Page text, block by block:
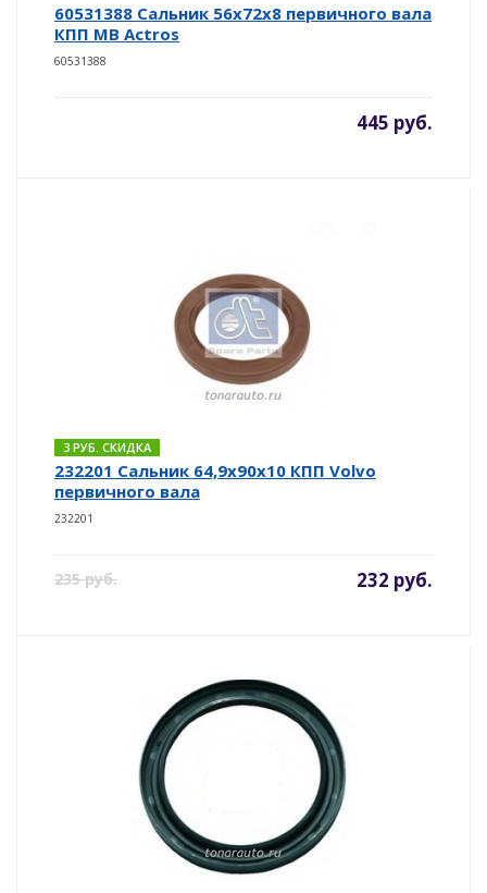
60531388 Сальник 56х72х8 первичного вала
КПП MB Actros
60531388
445 руб.
3 РУБ. СКИДКА
232201 Сальник 64,9x90x10 КПП Volvo
первичного вала
232201
235 руб. 232 руб.